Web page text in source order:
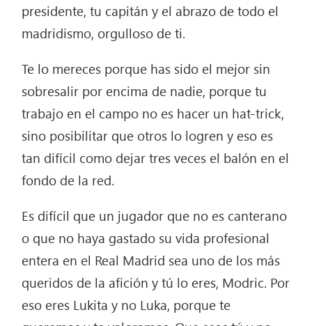
presidente, tu capitán y el abrazo de todo el
madridismo, orgulloso de ti.
Te lo mereces porque has sido el mejor sin
sobresalir por encima de nadie, porque tu
trabajo en el campo no es hacer un hat-trick,
sino posibilitar que otros lo logren y eso es
tan difícil como dejar tres veces el balón en el
fondo de la red.
Es difícil que un jugador que no es canterano
o que no haya gastado su vida profesional
entera en el Real Madrid sea uno de los más
queridos de la afición y tú lo eres, Modric. Por
eso eres Lukita y no Luka, porque te